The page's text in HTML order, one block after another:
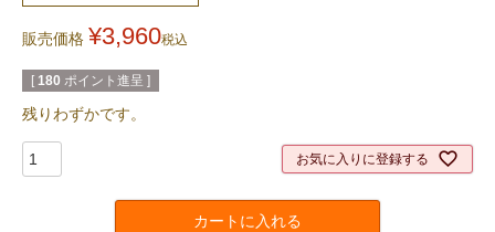
販売価格 ¥3,960税込
[ 180 ポイント進呈 ]
残りわずかです。
お気に入りに登録する
カートに入れる